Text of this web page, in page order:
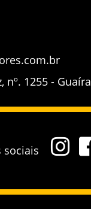
nº. 1255 - Guaíra
sociais